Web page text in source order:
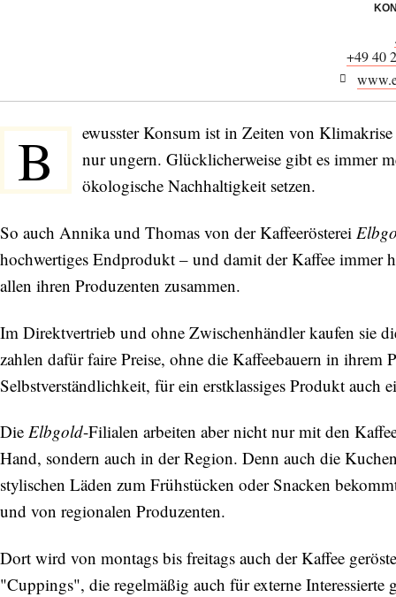
+49 40
B
ewusster Konsum ist in Zeiten von
nur ungern. Glücklicherweise gibt es immer
ökologische Nachhaltigkeit setzen.
So auch Annika und Thomas von der Kaffeerösterei
hochwertiges Endprodukt – und damit der Kaffee immer
allen ihren Produzenten zusammen.
Im Direktvertrieb und ohne Zwischenhändler kaufen sie
zahlen dafür faire Preise, ohne die Kaffeebauern in ihrem
Selbstverständlichkeit, für ein erstklassiges Produkt auch
Die Elbgold-Filialen arbeiten aber nicht nur mit den
Hand, sondern auch in der Region. Denn auch die
stylischen Läden zum Frühstücken oder Snacken
und von regionalen Produzenten.
Dort wird von montags bis freitags auch der Kaffee
"Cuppings", die regelmäßig auch für externe Interessierte